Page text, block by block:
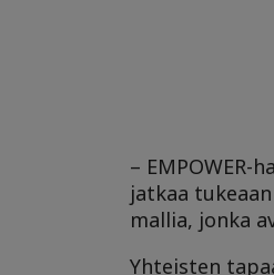
–
jatkaa
mallia, jonka
Yhteisten